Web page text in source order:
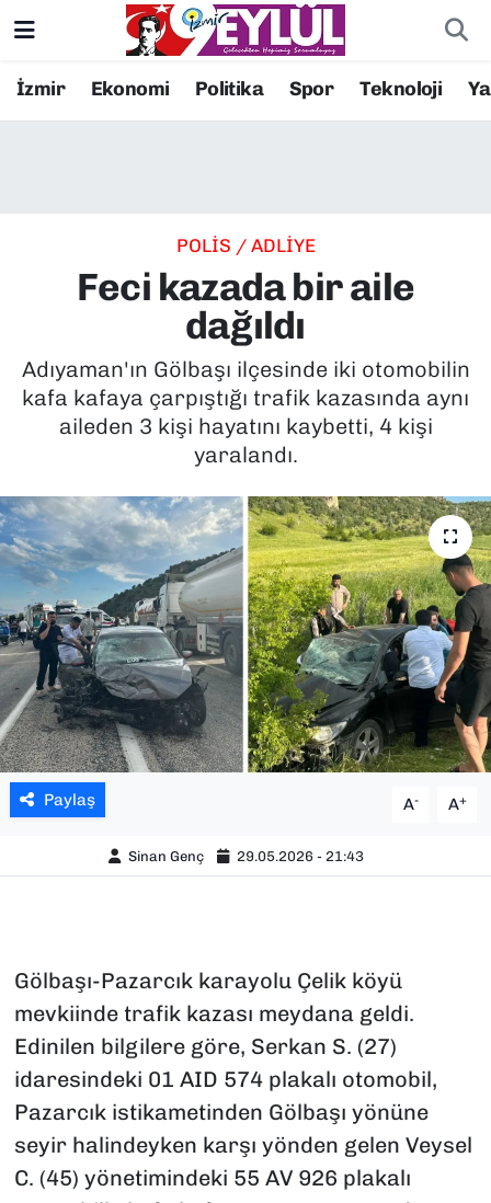
İzmir Ekonomi Politika Spor Teknoloji
POLİS / ADLİYE
Feci kazada bir aile
dağıldı
Adıyaman'ın Gölbaşı ilçesinde iki otomobilin
kafa kafaya çarpıştığı trafik kazasında aynı
aileden 3 kişi hayatını kaybetti, 4 kişi
yaralandı.
Paylaş A- A+
Sinan Genç 29.05.2026 - 21:43
Gölbaşı-Pazarcık karayolu Çelik köyü
mevkiinde trafik kazası meydana geldi.
Edinilen bilgilere göre, Serkan S. (27)
idaresindeki 01 AID 574 plakalı otomobil,
Pazarcık istikametinden Gölbaşı yönüne
seyir halindeyken karşı yönden gelen Veysel
C. (45) yönetimindeki 55 AV 926 plakalı
Resmi İlanlar
EKONOMİ
KÜLTÜR SANAT
MAGAZİN
SAĞLIK
SPOR
TEKNOLOJİ
YAŞAM
YEREL YÖNETİMLER
Konak Nöbetçi Eczaneler
Süper Lig Puan Durumu ve Fikstür
Tüm Manşetler
Son Dakika Haberleri
Haber Arşivi